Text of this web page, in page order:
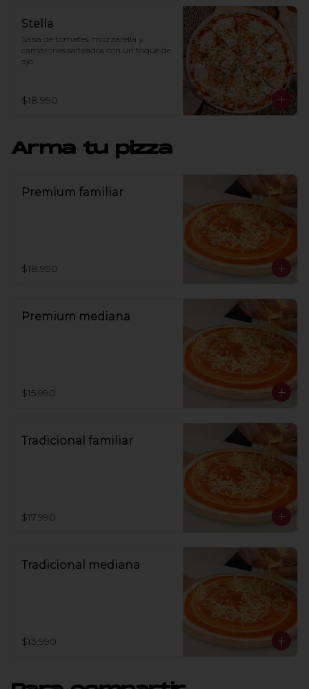
Stella
Salsa de tomates, mozzarella y
camarones salteados con un toque de
ajo.
$18.990
Arma tu pizza
Premium familiar
$18.990
Premium mediana
$15.990
Tradicional familiar
$17.990
Tradicional mediana
$13.990